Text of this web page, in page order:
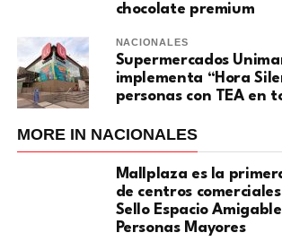
chocolate premium
NACIONALES
Supermercados
implementa “Hora
personas con TEA en
MORE IN NACIONALES
Mallplaza es la
de centros
Sello Espacio
Personas Mayores